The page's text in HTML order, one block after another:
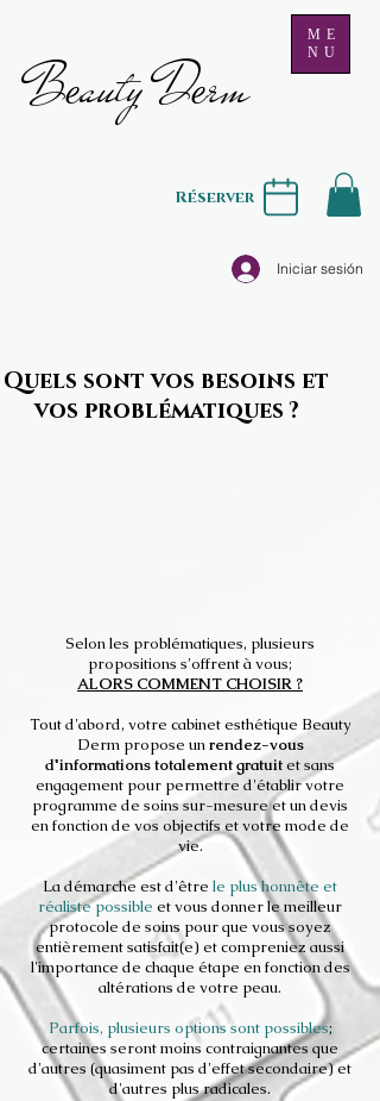
Beauty Derm
ME
NU
Iniciar sesión
Réserver
Quels sont vos besoins et
vos problématiques ?
Selon les problématiques, plusieurs
propositions s'offrent à vous;
ALORS COMMENT CHOISIR ?
Tout d'abord, votre cabinet esthétique Beauty
Derm propose unrendez-vous
d'informations totalement gratuitet sans
engagement pour permettre d'établir votre
programme de soins sur-mesure et un devis
en fonction de vos objectifs et votre mode de
vie.
La démarche est d'être le plus honnête et
réaliste possible et vous donner le meilleur
protocole de soins pour que vous soyez
entièrement satisfait(e) et compreniez aussi
l'importance de chaque étape en fonction des
altérations de votre peau.
Parfois, plusieurs options sont possibles;
certaines seront moins contraignantes que
d'autres (quasiment pas d'effet secondaire) et
d'autres plus radicales.